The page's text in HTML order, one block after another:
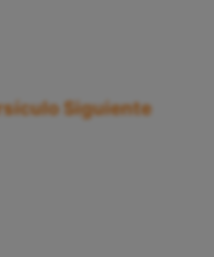
Siguiente